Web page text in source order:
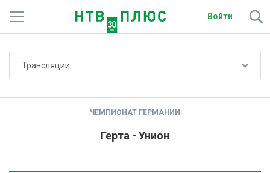
Войти
Трансляции
ЧЕМПИОНАТ ГЕРМАНИИ
Герта - Унион